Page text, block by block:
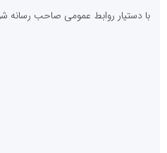
با دستیار روابط عمومی صاحب رسانه